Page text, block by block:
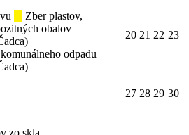
Zber plastov,
obalov
odpadu
20 21 22 23
27 28 29 30